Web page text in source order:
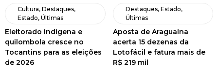
Cultura, Destaques,
Estado, Últimas
Eleitorado indígena e
quilombola cresce no
Tocantins para as eleições
de 2026
Destaques, Estado,
Últimas
Aposta de Araguaína
acerta 15 dezenas da
Lotofácil e fatura mais de
R$ 219 mil